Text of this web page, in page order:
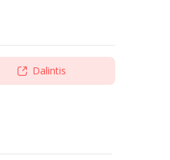
Dalintis